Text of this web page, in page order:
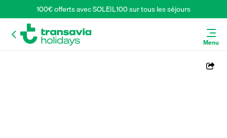
100€ offerts avec SOLEIL100 sur tous les séjours
Menu